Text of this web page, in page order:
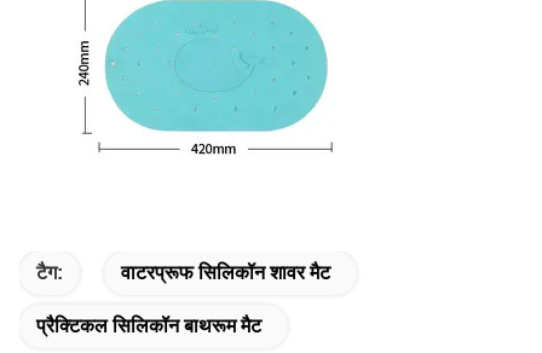
टैग: वाटरप्रूफ सिलिकॉन शावर मैट
प्रैक्टिकल सिलिकॉन बाथरूम मैट